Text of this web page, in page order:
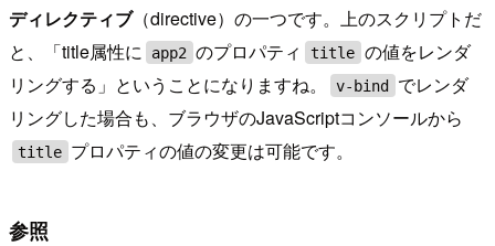
ディレクティブ（directive）の一つです。上のスクリプトだ
と、「title属性に
app2 のプロパティ title の値をレンダ
リングする」ということになりますね。
v-bind でレンダ
リングした場合も、ブラウザのJavaScriptコンソールから
title プロパティの値の変更は可能です。
参照